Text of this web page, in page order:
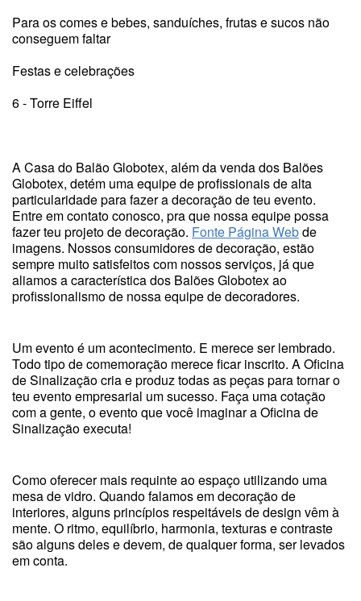
Para os comes e bebes, sanduíches, frutas e sucos não
conseguem faltar
Festas e celebrações
6 - Torre Eiffel
A Casa do Balão Globotex, além da venda dos Balões
Globotex, detém uma equipe de profissionais de alta
particularidade para fazer a decoração de teu evento.
Entre em contato conosco, pra que nossa equipe possa
fazer teu projeto de decoração. Fonte Página Webde
imagens. Nossos consumidores de decoração, estão
sempre muito satisfeitos com nossos serviços, já que
aliamos a característica dos Balões Globotex ao
profissionalismo de nossa equipe de decoradores.
Um evento é um acontecimento. E merece ser lembrado.
Todo tipo de comemoração merece ficar inscrito. A Oficina
de Sinalização cria e produz todas as peças para tornar o
teu evento empresarial um sucesso. Faça uma cotação
com a gente, o evento que você imaginar a Oficina de
Sinalização executa!
Como oferecer mais requinte ao espaço utilizando uma
mesa de vidro. Quando falamos em decoração de
interiores, alguns princípios respeitáveis de design vêm à
mente. O ritmo, equilíbrio, harmonia, texturas e contraste
são alguns deles e devem, de qualquer forma, ser levados
em conta.